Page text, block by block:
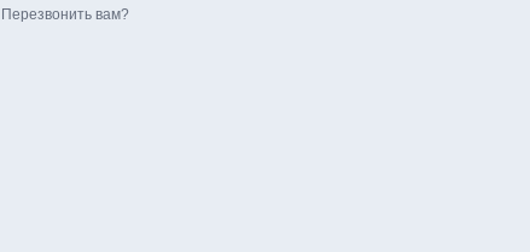
Перезвонить вам?